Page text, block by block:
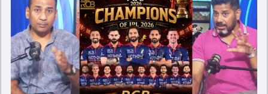
ने कहा कि टूर्नामेंट जीतने वाली टीम के अलावा इस सीजन की सबसे बड़ी बात इस
युवा खिलाड़ी का प्रदर्शन रहा है, जिसे देखने के लिए स्टेडियम में भारी भीड़ उमड़ती
थी। शानदार प्रदर्शन के बाद इस युवा खिलाड़ी को श्रीलंका में होने वाली
त्रिकोणीय सीरीज के लिए इंडिया ए टीम में भी शामिल कर लिया गया है।